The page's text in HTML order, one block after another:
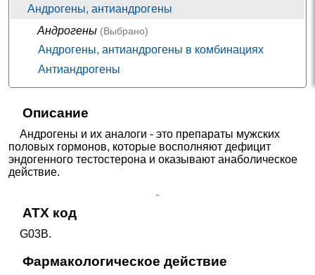
Андрогены, антиандрогены
Андрогены (Выбрано)
Андрогены, антиандрогены в комбинациях
Антиандрогены
Описание
Андрогены и их аналоги - это препараты мужских
половых гормонов, которые восполняют дефицит
эндогенного тестостерона и оказывают анаболическое
действие.
ATX код
G03B.
Фармакологическое действие